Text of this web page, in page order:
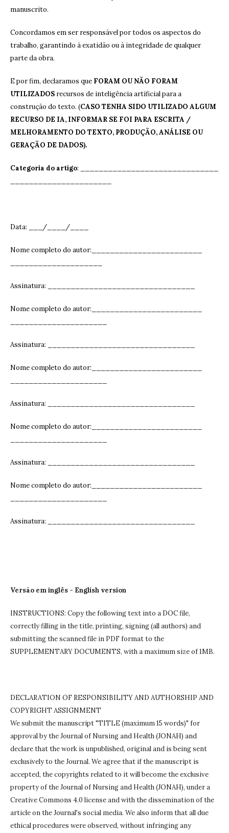
manuscrito.
Concordamos em ser responsável por todos os aspectos do
trabalho, garantindo à exatidão ou à integridade de qualquer
parte da obra.
E por fim, declaramos que FORAM OU NÃO FORAM
UTILIZADOS recursos de inteligência artificial para a
construção do texto. (CASO TENHA SIDO UTILIZADO ALGUM
RECURSO DE IA, INFORMAR SE FOI PARA ESCRITA /
MELHORAMENTO DO TEXTO, PRODUÇÃO, ANÁLISE OU
GERAÇÃO DE DADOS).
Categoria do artigo: ______________________________
Data: ___/____/____
Nome completo do autor:________________________
Assinatura: ______________________________
Nome completo do autor:________________________
Assinatura: ______________________________
Nome completo do autor:________________________
Assinatura: ______________________________
Nome completo do autor:________________________
Assinatura: ______________________________
Nome completo do autor:________________________
Assinatura: ______________________________
Versão em inglês - English version
INSTRUCTIONS: Copy the following text into a DOC file,
correctly filling in the title, printing, signing (all authors) and
submitting the scanned file in PDF format to the
SUPPLEMENTARY DOCUMENTS, with a maximum size of 1MB.
DECLARATION OF RESPONSIBILITY AND AUTHORSHIP AND
COPYRIGHT ASSIGNMENT
We submit the manuscript "TITLE (maximum 15 words)" for
approval by the Journal of Nursing and Health (JONAH) and
declare that the work is unpublished, original and is being sent
exclusively to the Journal. We agree that if the manuscript is
accepted, the copyrights related to it will become the exclusive
property of the Journal of Nursing and Health (JONAH), under a
Creative Commons 4.0 license and with the dissemination of the
article on the Journal's social media. We also inform that all due
ethical procedures were observed, without infringing any